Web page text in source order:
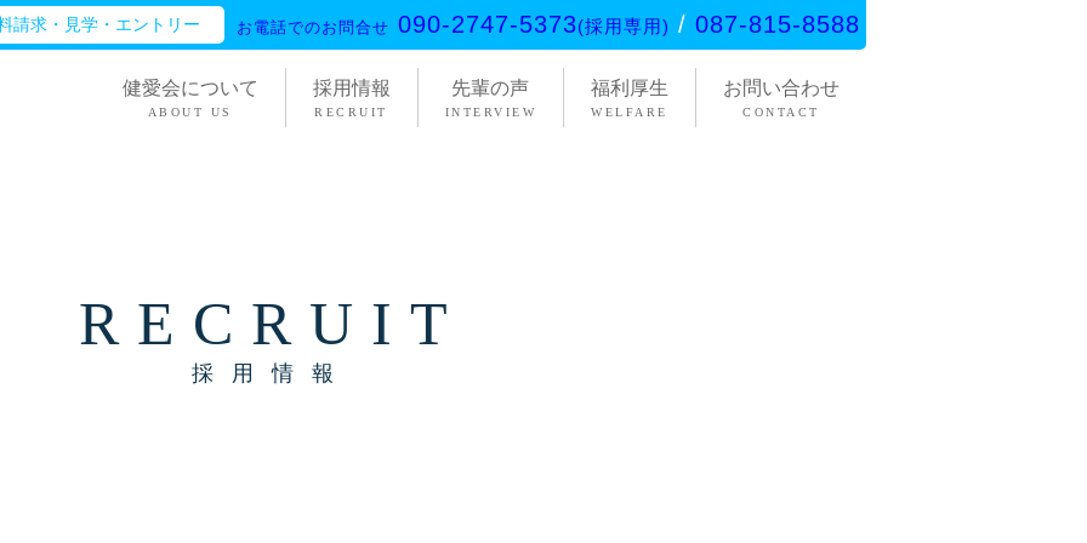
お電話でのお問合せ 090-2747-5373(採用専用) / 087-815-8588
請求・見学・エントリー
健愛会について
ABOUT US
採用情報
RECRUIT
先輩の声
INTERVIEW
福利厚生
WELFARE
お問い合わせ
CONTACT
RECRUIT
採用情報